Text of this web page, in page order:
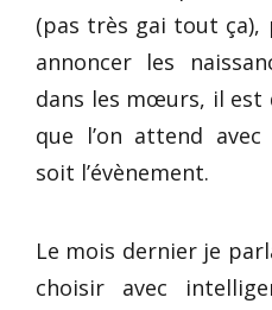
(pas très gai tout
annoncer les
dans les mœurs, il est
que l’on attend
soit l’évènement.
Le mois dernier je
choisir avec